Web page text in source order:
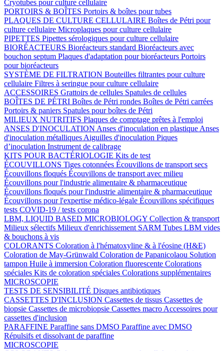
Cryotubes pour culture cellulaire
PORTOIRS & BOÎTES Portoirs & boîtes pour tubes
PLAQUES DE CULTURE CELLULAIRE Boîtes de Pétri pour
culture cellulaire Microplaques pour culture cellulaire
PIPETTES Pipettes sérologiques pour culture cellulaire
BIORÉACTEURS Bioréacteurs standard Bioréacteurs avec
bouchon septum Plaques d'adaptation pour bioréacteurs Portoirs
pour bioréacteurs
SYSTÈME DE FILTRATION Bouteilles filtrantes pour culture
cellulaire Filtres à seringue pour culture cellulaire
ACCESSOIRES Grattoirs de cellules Spatules de cellules
BOÎTES DE PÉTRI Boîtes de Pétri rondes Boîtes de Pétri carrées
Portoirs & paniers Spatules pour boîtes de Pétri
MILIEUX NUTRITIFS Plaques de comptage prêtes à l'emploi
ANSES D'INOCULATION Anses d'inoculation en plastique Anses
d'inoculation métalliques Aiguilles d'inoculation Piques
d’inoculation Instrument de calibrage
KITS POUR BACTÉRIOLOGIE Kits de test
ÉCOUVILLONS Tiges cotonnées Écouvillons de transport secs
Écouvillons floqués Écouvillons de transport avec milieu
Écouvillons pour l'industrie alimentaire & pharmaceutique
Écouvillons floqués pour l'industrie alimentaire & pharmaceutique
Écouvillons pour l'expertise médico-légale Écouvillons spécifiques
tests COVID-19 / tests corona
LBM, LIQUID BASED MICROBIOLOGY Collection & transport
Milieux sélectifs Milieux d'enrichissement SARM Tubes LBM vides
& bouchons à vis
COLORANTS Coloration à l'hématoxyline & à l'éosine (H&E)
Coloration de May-Grünwald Coloration de Papanicolaou Solution
tampon Huile à immersion Coloration fluorescente Colorations
spéciales Kits de coloration spéciales Colorations supplémentaires
MICROSCOPIE
TESTS DE SENSIBILITÉ Disques antibiotiques
CASSETTES D'INCLUSION Cassettes de tissus Cassettes de
biopsie Cassettes de microbiopsie Cassettes macro Accessoires pour
cassettes d'inclusion
PARAFFINE Paraffine sans DMSO Paraffine avec DMSO
Répulsifs et dissolvant de paraffine
MICROSCOPIE